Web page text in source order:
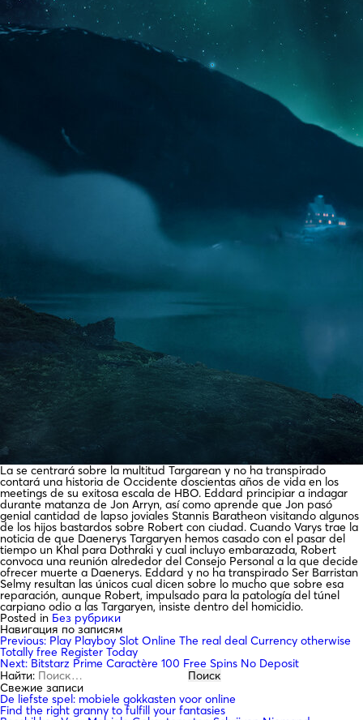
La se centrará sobre la multitud Targarean y no ha transpirado
contará una historia de Occidente doscientas años de vida en los
meetings de su exitosa escala de HBO. Eddard principiar a indagar
durante matanza de Jon Arryn, así­ como aprende que Jon pasó
genial cantidad de lapso joviales Stannis Baratheon visitando algunos
de los hijos bastardos sobre Robert con ciudad. Cuando Varys trae la
noticia de que Daenerys Targaryen hemos casado con el pasar del
tiempo un Khal para Dothraki y cual incluyo embarazada, Robert
convoca una reunión alrededor del Consejo Personal a la que decide
ofrecer muerte a Daenerys. Eddard y no ha transpirado Ser Barristan
Selmy resultan las únicos cual dicen sobre lo mucho que sobre esa
reparación, aunque Robert, impulsado para la patologí­a del túnel
carpiano odio a las Targaryen, insiste dentro del homicidio.
Posted in Без рубрики
Навигация по записям
Previous: Play Playboy Slot Online The real deal Currency otherwise
Totally free Register Today
Next: Bitstarz Prime Caractère 100 Free Spins No Deposit
Найти:
Свежие записи
De liefste spel: mobiele gokkasten voor online
Find the right granny to fulfill your fantasies